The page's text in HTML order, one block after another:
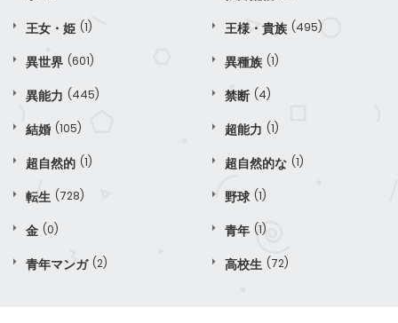
王女・姫 (1) 王様・貴族 (495)
異世界 (601) 異種族 (1)
異能力 (445) 禁断 (4)
結婚 (105) 超能力 (1)
超自然的 (1) 超自然的な (1)
転生 (728) 野球 (1)
金 (0) 青年 (1)
青年マンガ (2) 高校生 (72)